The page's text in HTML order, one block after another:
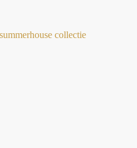
collectie